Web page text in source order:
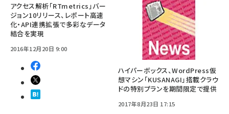
アクセス解析「RTmetrics」バー
ジョン10リリース、レポート高速
化・API連携拡張で多彩なデータ
結合を実現
2016年12月20日 9:00
ハイパーボックス、WordPress仮
想マシン「KUSANAGI」搭載クラウ
ドの特別プランを期間限定で提供
2017年8月23日 17:15